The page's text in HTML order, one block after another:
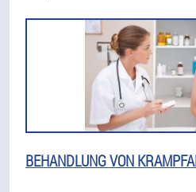
BEHANDLUNG VON